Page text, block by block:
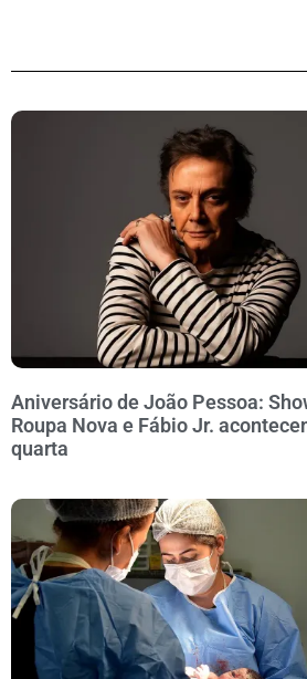
Aniversário de João Pessoa:
Roupa Nova e Fábio Jr.
quarta